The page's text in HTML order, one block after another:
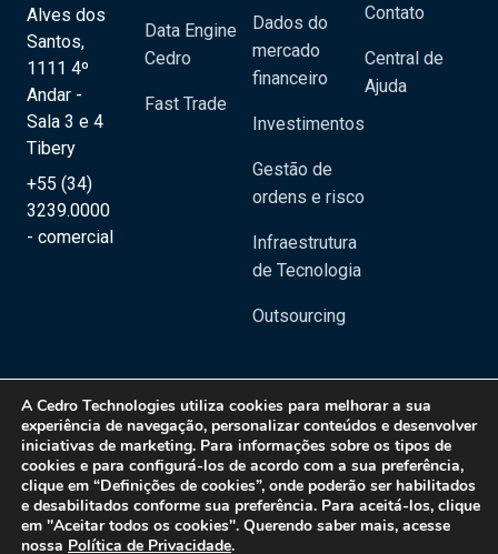
A Cedro Technologies utiliza cookies para melhorar a sua
experiência de navegação, personalizar conteúdos e desenvolver
iniciativas de marketing. Para informações sobre os tipos de
cookies e para configurá-los de acordo com a sua preferência,
clique em “Definições de cookies”, onde poderão ser habilitados
e desabilitados conforme sua preferência. Para aceitá-los, clique
em "Aceitar todos os cookies". Querendo saber mais, acesse
nossa Política de Privacidade.
Alves dos
Santos,
1111 4º
Andar -
Sala 3 e 4
Tibery
+55 (34)
3239.0000
- comercial
Data Engine
Cedro
Fast Trade
Dados do
mercado
financeiro
Investimentos
Gestão de
ordens e risco
Infraestrutura
de Tecnologia
Outsourcing
Contato
Central de
Ajuda
Copyright 2020 © Cedro Technologies - Todos os direitos reservados | CNPJ:
20.129.023/0001-08
Política de Privacidade